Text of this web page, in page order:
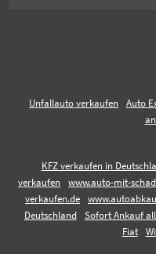
Unfallauto verkaufen Auto
KFZ verkaufen in
verkaufen
www.auto-mit-
verkaufen.de
Deutschland
Sofort Ankauf
Fiat